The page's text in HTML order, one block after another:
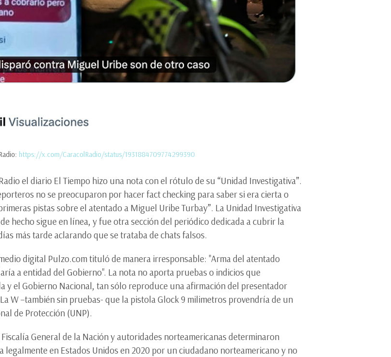
https://x.com/CaracolRadio/status/1931884709774299390
el diario El Tiempo hizo una nota con el rótulo de su “Unidad Investigativa”.
no se preocuparon por hacer fact checking para saber si era cierta o
pistas sobre el atentado a Miguel Uribe Turbay”. La Unidad Investigativa
hecho sigue en línea, y fue otra sección del periódico dedicada a cubrir la
más tarde aclarando que se trataba de chats falsos.
digital Pulzo.com tituló de manera irresponsable: "Arma del atentado
a entidad del Gobierno". La nota no aporta pruebas o indicios que
y el Gobierno Nacional, tan sólo reproduce una afirmación del presentador
W –también sin pruebas- que la pistola Glock 9 milimetros provendría de un
de Protección (UNP).
General de la Nación y autoridades norteamericanas determinaron
en Estados Unidos en 2020 por un ciudadano norteamericano y no